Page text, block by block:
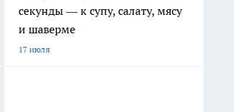
секунды — к супу, салату, мясу
и шаверме
17 июля